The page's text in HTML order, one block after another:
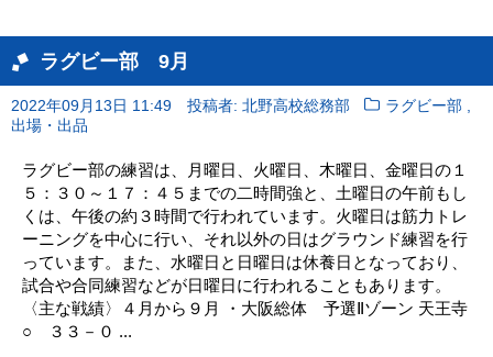
ラグビー部 9月
2022年09月13日 11:49 投稿者: 北野高校総務部 ラグビー部
出場・出品
ラグビー部の練習は、月曜日、火曜日、木曜日、金曜日の１
５：３０～１７：４５までの二時間強と、土曜日の午前もし
くは、午後の約３時間で行われています。火曜日は筋力トレ
ーニングを中心に行い、それ以外の日はグラウンド練習を行
っています。また、水曜日と日曜日は休養日となっており、
試合や合同練習などが日曜日に行われることもあります。
〈主な戦績〉４月から９月 ・大阪総体 予選Ⅱゾーン 天王寺
○ ３３－０ ...